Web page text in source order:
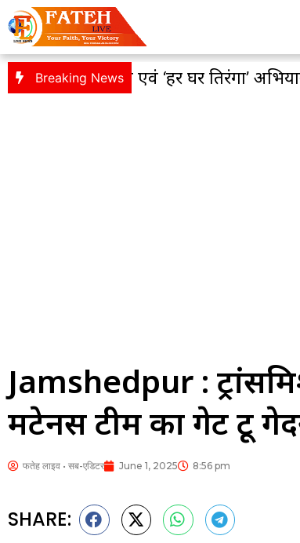
Breaking News
तिरंगा यात्रा एवं ‘हर घर तिरंगा’
Jamshedpur :
मेंटेनेंस टीम का गेट टू
फतेह लाइव • सब-एडिटर June 1, 2025 8:56 pm
SHARE: